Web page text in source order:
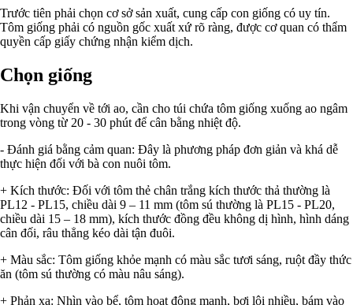
Trước tiên phải chọn cơ sở sản xuất, cung cấp con giống có uy tín.
Tôm giống phải có nguồn gốc xuất xứ rõ ràng, được cơ quan có thẩm
quyền cấp giấy chứng nhận kiểm dịch.
Chọn giống
Khi vận chuyển về tới ao, cần cho túi chứa tôm giống xuống ao ngâm
trong vòng từ 20 - 30 phút để cân bằng nhiệt độ.
- Đánh giá bằng cảm quan: Đây là phương pháp đơn giản và khá dễ
thực hiện đối với bà con nuôi tôm.
+ Kích thước: Đối với tôm thẻ chân trắng kích thước thả thường là
PL12 - PL15, chiều dài 9 – 11 mm (tôm sú thường là PL15 - PL20,
chiều dài 15 – 18 mm), kích thước đồng đều không dị hình, hình dáng
cân đối, râu thẳng kéo dài tận đuôi.
+ Màu sắc: Tôm giống khỏe mạnh có màu sắc tươi sáng, ruột đầy thức
ăn (tôm sú thường có màu nâu sáng).
+ Phản xạ: Nhìn vào bể, tôm hoạt động mạnh, bơi lội nhiều, bám vào